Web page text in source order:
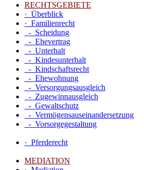
RECHTSGEBIETE
· Überblick
· Familienrecht
- Scheidung
- Ehevertrag
- Unterhalt
- Kindesunterhalt
- Kindschaftsrecht
- Ehewohnung
- Versorgungsausgleich
- Zugewinnausgleich
- Gewaltschutz
- Vermögensauseinandersetzung
- Vorsorgegestaltung
· Pferderecht
MEDIATION